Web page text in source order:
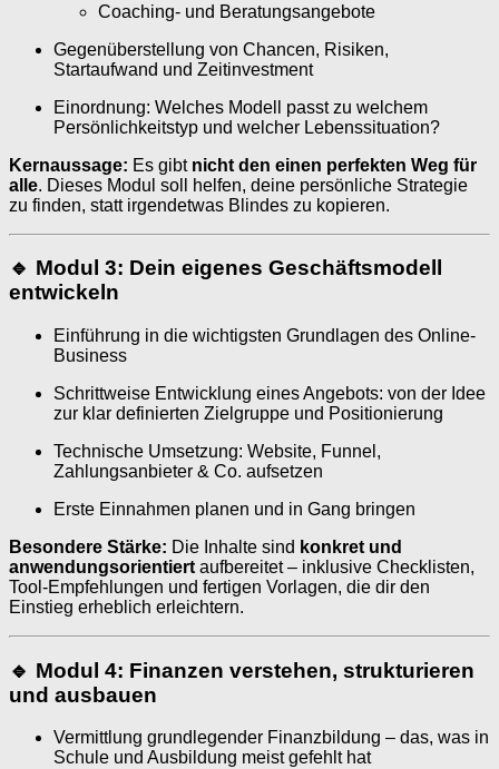
Coaching- und Beratungsangebote
Gegenüberstellung von Chancen, Risiken,
Startaufwand und Zeitinvestment
Einordnung: Welches Modell passt zu welchem
Persönlichkeitstyp und welcher Lebenssituation?
Kernaussage: Es gibt nicht den einen perfekten Weg für
alle. Dieses Modul soll helfen, deine persönliche Strategie
zu finden, statt irgendetwas Blindes zu kopieren.
🔹 Modul 3: Dein eigenes Geschäftsmodell
entwickeln
Einführung in die wichtigsten Grundlagen des Online-
Business
Schrittweise Entwicklung eines Angebots: von der Idee
zur klar definierten Zielgruppe und Positionierung
Technische Umsetzung: Website, Funnel,
Zahlungsanbieter & Co. aufsetzen
Erste Einnahmen planen und in Gang bringen
Besondere Stärke: Die Inhalte sind konkret und
anwendungsorientiert aufbereitet – inklusive Checklisten,
Tool-Empfehlungen und fertigen Vorlagen, die dir den
Einstieg erheblich erleichtern.
🔹 Modul 4: Finanzen verstehen, strukturieren
und ausbauen
Vermittlung grundlegender Finanzbildung – das, was in
Schule und Ausbildung meist gefehlt hat